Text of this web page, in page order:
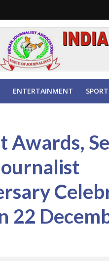
ENTERTAINMENT SPORT
Awards,
22